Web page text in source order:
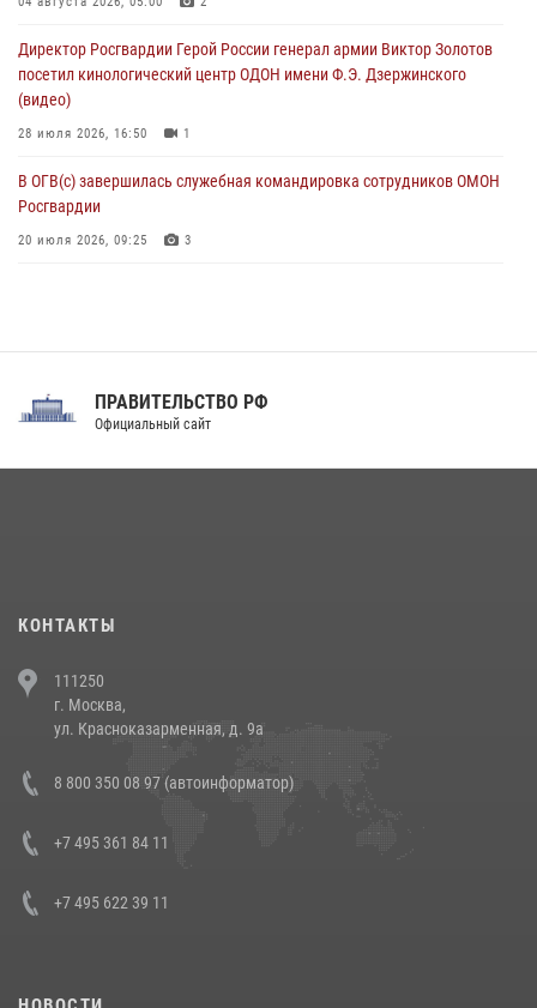
07 августа 2026, 11:18
Директор Росгвардии Герой России генерал армии Виктор Золотов
посетил кинологический центр ОДОН имени Ф.Э. Дзержинского
(видео)
28 июля 2026, 16:50 1
В ОГВ(с) завершилась служебная командировка сотрудников ОМОН
Росгвардии
20 июля 2026, 09:25 3
Праздник «Один день с Росгвардией» к 105-летию Центрального
напавших на бригаду скорой помощи (видео)
14 июля 2026, 12:20
В Росгвардии прошла военно-научная конференция по обобщению
боевого опыта
ПРАВИТЕЛЬСТВО РФ
Официальный сайт
КОНТАКТЫ
111250
г. Москва,
ул. Красноказарменная, д. 9а
8 800 350 08 97 (автоинформатор)
+7 495 361 84 11
+7 495 622 39 11